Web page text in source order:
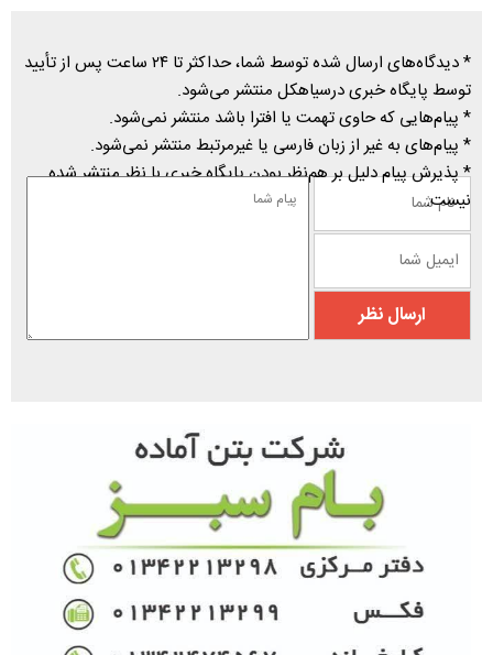
* دیدگاه‌های ارسال شده توسط شما، حداکثر تا ۲۴ ساعت پس از تأیید
توسط پایگاه خبری درسیاهکل منتشر می‌شود.
* پیام‌هایی که حاوی تهمت یا افترا باشد منتشر نمی‌شود.
* پیام‌های به غیر از زبان فارسی یا غیرمرتبط منتشر نمی‌شود.
* پذیرش پیام دلیل بر هم‌نظر بودن پایگاه خبری با نظر منتشر شده
نیست.